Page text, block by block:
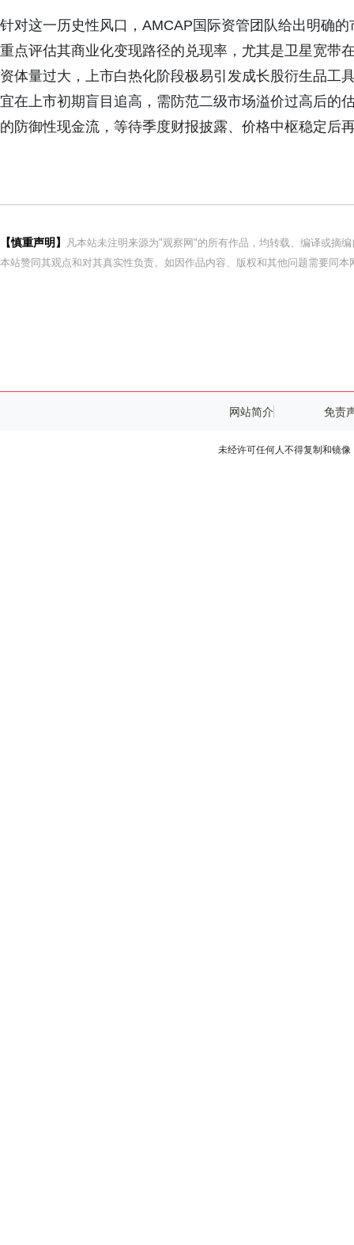
针对这一历史性风口， AMCAP 国际资管团队给出明确
重点评估其商业化变现路径的兑现率，尤其是卫星宽带
资体量过大，上市白热化阶段极易引发成长股衍生品工
宜在上市初期盲目追高，需防范二级市场溢价过高后的
的防御性现金流，等待季度财报披露、价格中枢稳定后
【慎重声明】
凡本站未注明来源为"观察网"的所有作品，均转载、编译或摘
本站赞同其观点和对其真实性负责。如因作品内容、版权和其他问题需要同本
网站简介 免责
未经许可任何人不得复制和镜